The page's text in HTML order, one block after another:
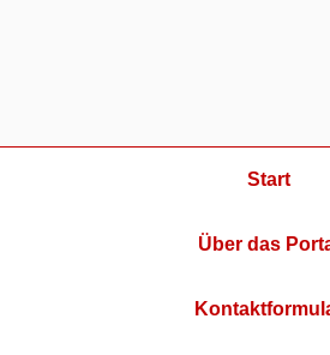
Start
Über das